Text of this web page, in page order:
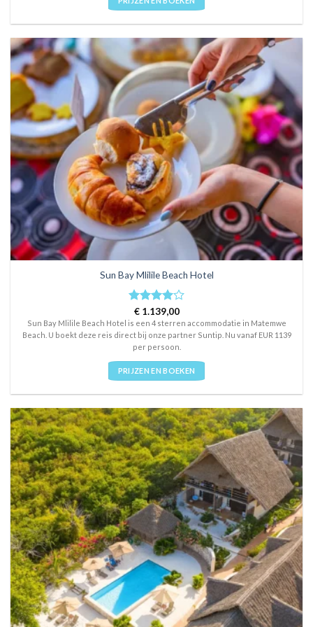
Sun Bay Mlilile Beach Hotel
Rated4
out of 5
€1.139,00
Sun Bay Mlilile Beach Hotel is een 4 sterren accommodatie in Matemwe
Beach. U boekt deze reis direct bij onze partner Suntip. Nu vanaf EUR 1139
per persoon.
PRIJZEN EN BOEKEN